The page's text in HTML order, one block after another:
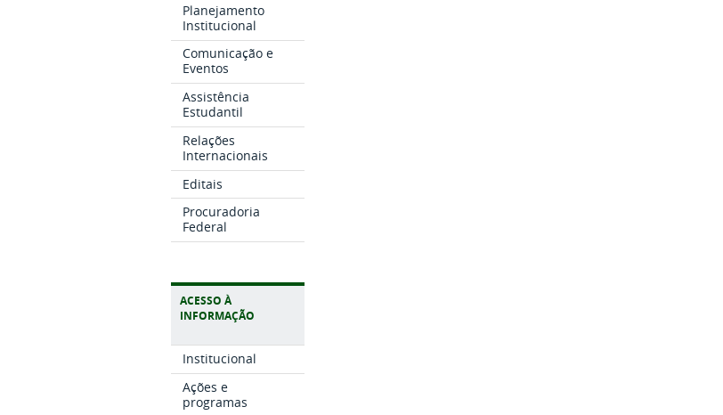
Planejamento
Institucional
Comunicação e
Eventos
Assistência
Estudantil
Relações
Internacionais
Editais
Procuradoria
Federal
ACESSO À
INFORMAÇÃO
Institucional
Ações e
programas